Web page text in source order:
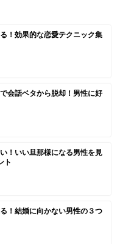
！効果的な恋愛テクニック集
会話ベタから脱却！男性に好
！いい旦那様になる男性を見
ト
！結婚に向かない男性の３つ